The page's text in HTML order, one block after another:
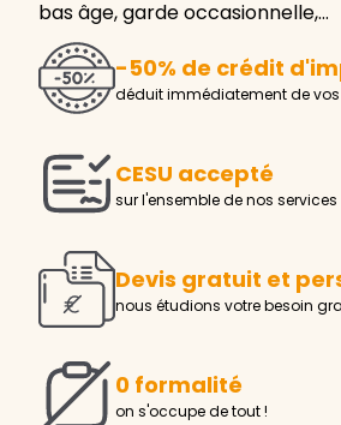
bas âge, garde occasionnelle,…
-50% de crédit
déduit immédiatement de
CESU accepté
sur l'ensemble de nos services
Devis gratuit et
nous étudions votre besoin
0 formalité
on s'occupe de tout !